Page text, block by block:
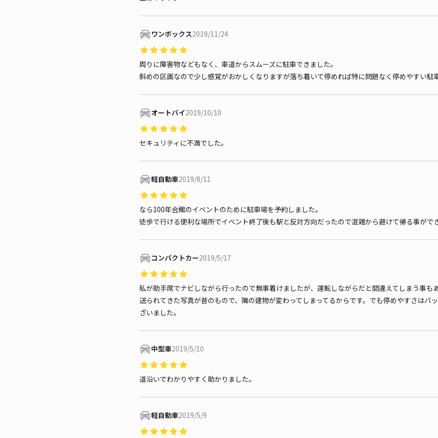
ワンボックス2019/11/24
周りに障害物などもなく、車道からスムーズに駐車できました。
斜めの区画なので少し感覚がおかしくなりますが落ち着いて停めれば特に問題なく停めやすい駐
オートバイ2019/10/10
セキュリティに不満でした。
軽自動車2019/8/11
なら100年会館のイベントのために駐車場を予約しました。
徒歩で行ける便利な場所でイベント終了後も駅と反対方向だったので混雑から避けて帰る事がで
コンパクトカー2019/5/17
私が助手席でナビしながら行ったので無事着けましたが、運転しながらだと間違えてしまう事も
送られてきた写真が昔のもので、隣の建物が変わってしまってるからです。でも停めやすさはバ
ざいました。
中型車2019/5/10
道沿いでわかりやすく助かりました。
軽自動車2019/5/9